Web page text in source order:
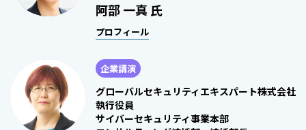
阿部 一真 氏
プロフィール
企業講演
グローバルセキュリティエキスパート株式会社
執行役員
サイバーセキュリティ事業本部